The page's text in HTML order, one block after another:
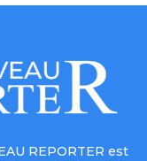
REPORTER est